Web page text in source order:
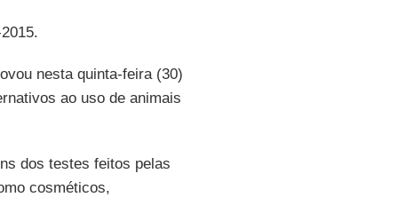
nesta quinta-feira (30)
ao uso de animais
dos testes feitos pelas
cosméticos,